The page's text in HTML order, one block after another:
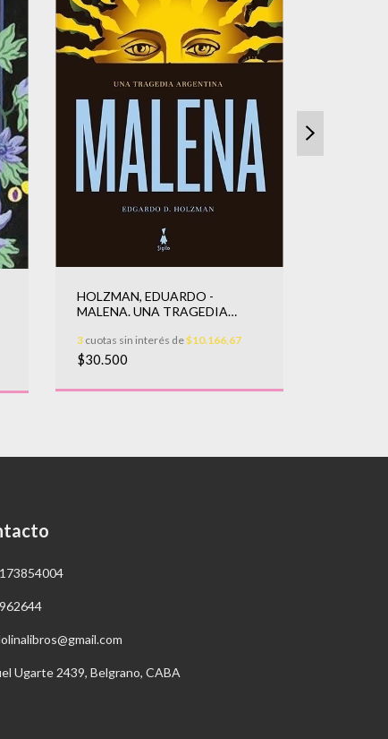
HOLZMAN, EDUARDO -
MALENA. UNA TRAGEDIA
3 cuotas sin interés de$10.166,67
$30.500
Ugarte 2439, Belgrano, CABA